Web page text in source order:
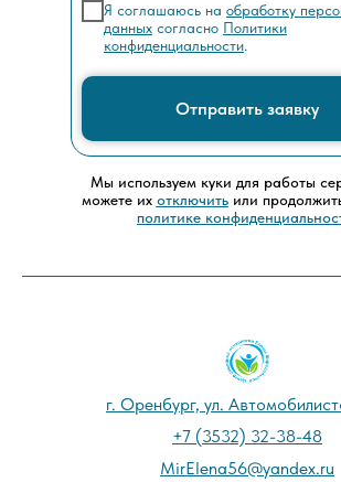
Мы используем куки для работы
можете их отключитьили
политике
Я соглашаюсь на обработку
данных согласно Политики
конфиденциальности.
Отправить заявку
г. Оренбург, ул.
+7 (3532) 32-38-48
MirElena56@yandex.ru